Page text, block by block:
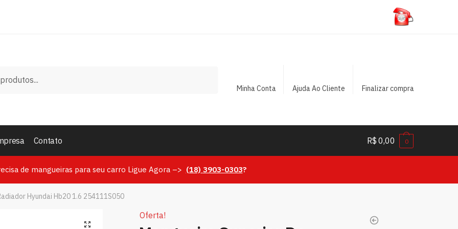
Minha Conta Ajuda Ao Cliente Finalizar compra
Contato R$ 0,00 0
de mangueiras para seu carro Ligue Agora –> (18) 3903-0303?
Hyundai Hb20 1.6 254111S050
🔍
Oferta!